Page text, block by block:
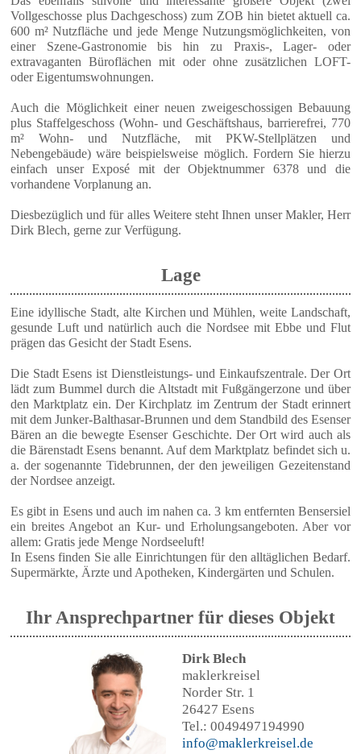
Vollgeschosse plus Dachgeschoss) zum ZOB hin bietet aktuell ca.
600 m² Nutzfläche und jede Menge Nutzungsmöglichkeiten, von
einer Szene-Gastronomie bis hin zu Praxis-, Lager- oder
extravaganten Büroflächen mit oder ohne zusätzlichen LOFT-
oder Eigentumswohnungen.
Auch die Möglichkeit einer neuen zweigeschossigen Bebauung
plus Staffelgeschoss (Wohn- und Geschäftshaus, barrierefrei, 770
m² Wohn- und Nutzfläche, mit PKW-Stellplätzen und
Nebengebäude) wäre beispielsweise möglich. Fordern Sie hierzu
einfach unser Exposé mit der Objektnummer 6378 und die
vorhandene Vorplanung an.
Diesbezüglich und für alles Weitere steht Ihnen unser Makler, Herr
Dirk Blech, gerne zur Verfügung.
Lage
Eine idyllische Stadt, alte Kirchen und Mühlen, weite Landschaft,
gesunde Luft und natürlich auch die Nordsee mit Ebbe und Flut
prägen das Gesicht der Stadt Esens.
Die Stadt Esens ist Dienstleistungs- und Einkaufszentrale. Der Ort
lädt zum Bummel durch die Altstadt mit Fußgängerzone und über
den Marktplatz ein. Der Kirchplatz im Zentrum der Stadt erinnert
mit dem Junker-Balthasar-Brunnen und dem Standbild des Esenser
Bären an die bewegte Esenser Geschichte. Der Ort wird auch als
die Bärenstadt Esens benannt. Auf dem Marktplatz befindet sich u.
a. der sogenannte Tidebrunnen, der den jeweiligen Gezeitenstand
der Nordsee anzeigt.
Es gibt in Esens und auch im nahen ca. 3 km entfernten Bensersiel
ein breites Angebot an Kur- und Erholungsangeboten. Aber vor
allem: Gratis jede Menge Nordseeluft!
In Esens finden Sie alle Einrichtungen für den alltäglichen Bedarf.
Supermärkte, Ärzte und Apotheken, Kindergärten und Schulen.
Ihr Ansprechpartner für dieses Objekt
Dirk Blech
maklerkreisel
Norder Str. 1
26427 Esens
Tel.: 0049497194990
info@maklerkreisel.de